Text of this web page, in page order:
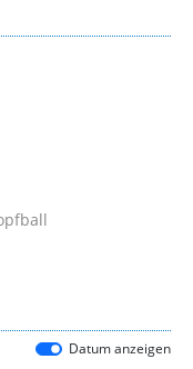
Datum anzeigen